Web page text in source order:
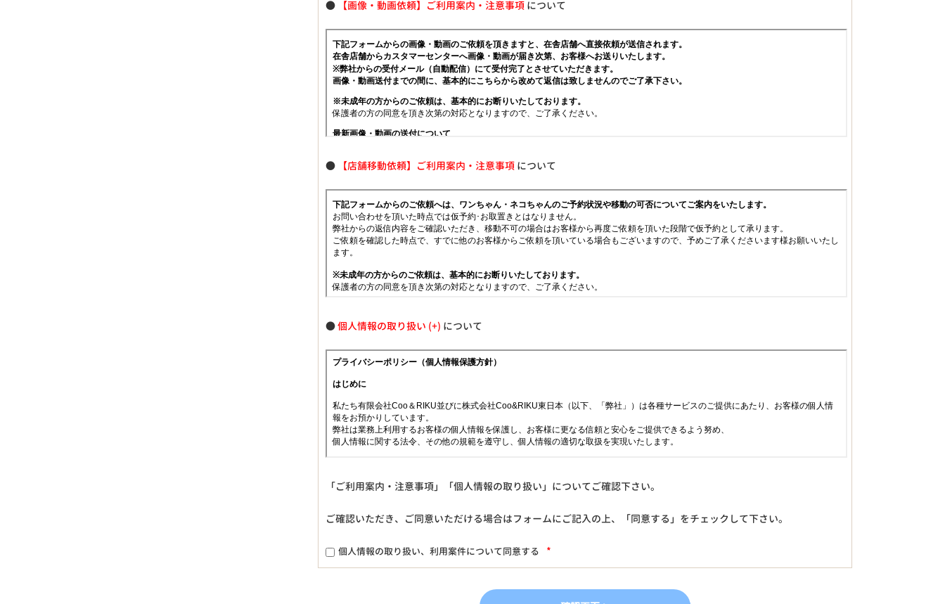
● 【画像・動画依頼】ご利用案内・注意事項 について
● 【店舗移動依頼】ご利用案内・注意事項 について
●個人情報の取り扱い について
「ご利用案内・注意事項」「個人情報の取り扱い」についてご確認下さい。
ご確認いただき、ご同意いただける場合はフォームにご記入の上、「同意する」をチェックして下さい。
個人情報の取り扱い、利用案件について同意する *